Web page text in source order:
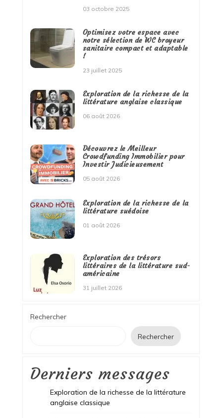
03 octobre 2025
Optimisez votre espace avec
notre sélection de WC broyeur
sanitaire compact et adaptable
!
23 juillet 2025
Exploration de la richesse de la
littérature anglaise classique
06 août 2026
Découvrez le Meilleur
Crowdfunding Immobilier pour
Investir Judicieusement
05 août 2026
Exploration de la richesse de la
littérature suédoise
01 août 2026
Exploration des trésors
littéraires de la littérature sud-
américaine
31 juillet 2026
Rechercher
Rechercher
Derniers messages
Exploration de la richesse de la littérature
anglaise classique